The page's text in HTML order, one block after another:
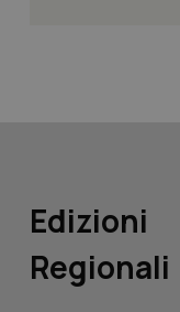
Edizioni
Regionali